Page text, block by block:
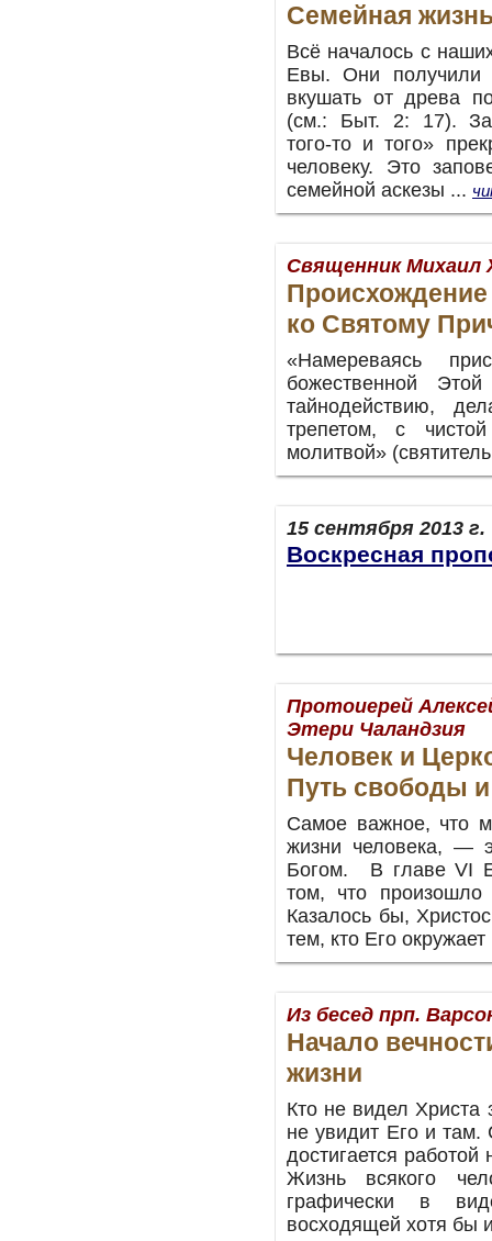
Семейная
Всё началось с
Евы. Они получили
вкушать от древа
(см.: Быт. 2: 17).
того-то и того»
человеку. Это
семейной аскезы ...
Священник Михаил
ко Святому
«Намереваясь
божественной
тайнодействию,
трепетом, с
молитвой»
15 сентября 2013 г.
Воскресная
Протоиерей
Этери Чаландзия
Человек и
Путь свободы
Самое важное, что
жизни человека, —
Богом. В главе VI
том, что
Казалось бы,
тем, кто Его окружает
Из бесед прп.
Начало
жизни
Кто не видел Христа
не увидит Его и там.
достигается
Жизнь всякого
графически в
восходящей хотя бы